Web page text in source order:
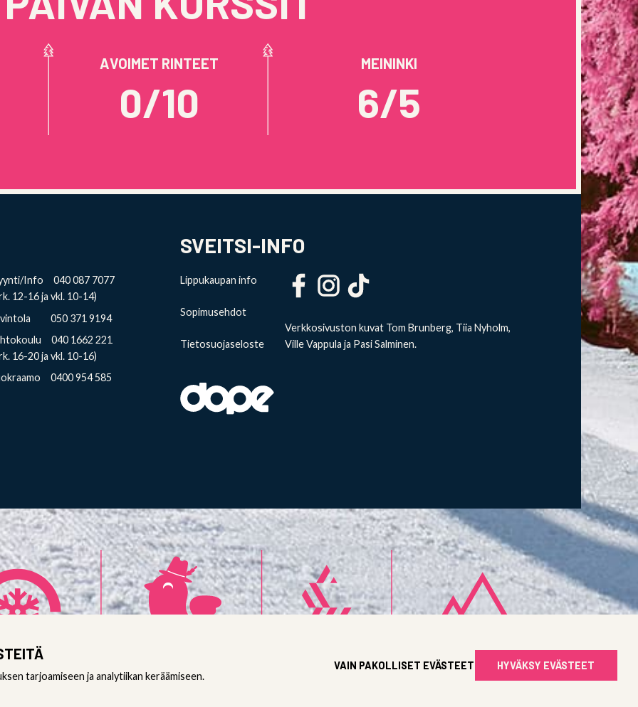
AVOIMET RINTEET
0/10
MEININKI
6/5
Info 040 087 7077
12-16 ja vkl. 10-14)
050 371 9194
040 1662 221
16-20 ja vkl. 10-16)
0400 954 585
SVEITSI-INFO
Lippukaupan info
Sopimusehdot
Tietosuojaseloste
Verkkosivuston kuvat Tom Brunberg, Tiia Nyholm,
Ville Vappula ja Pasi Salminen.
tarjoamiseen ja analytiikan keräämiseen.
VAIN PAKOLLISET EVÄSTEET HYVÄKSY EVÄSTEET